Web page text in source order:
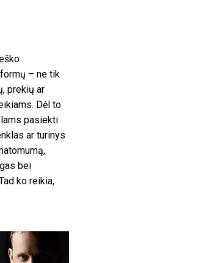
– ne tik
prekių ar
Dėl to
pasiekti
ar turinys
bei
ko reikia,